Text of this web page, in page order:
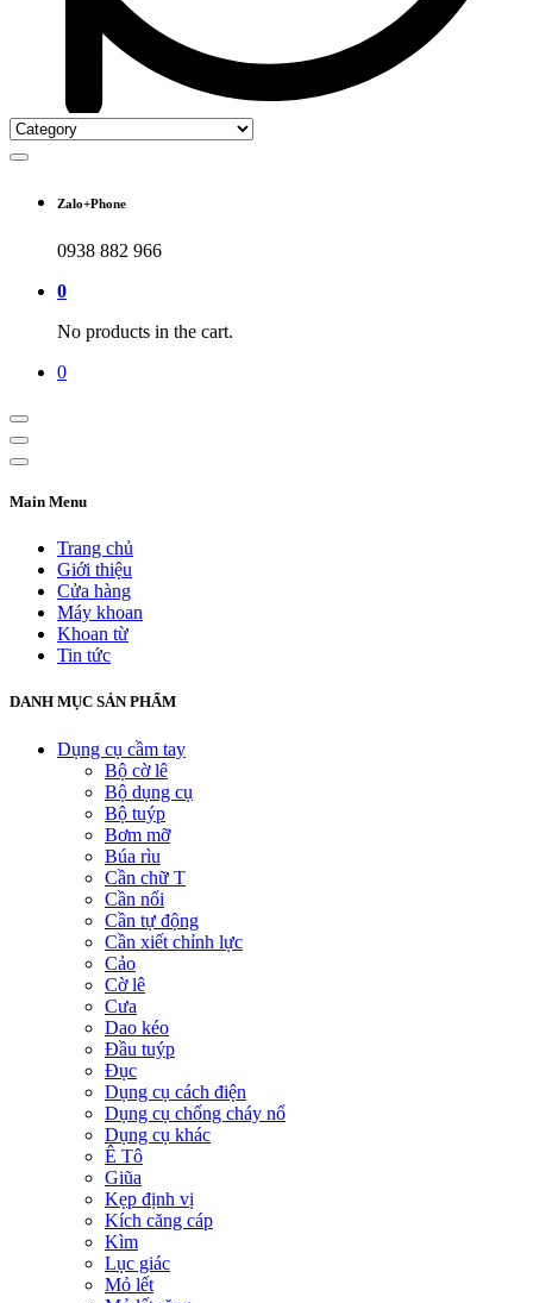
Zalo+Phone
0938 882 966
0
No products in the cart.
0
Main Menu
Trang chủ
Giới thiệu
Cửa hàng
Máy khoan
Khoan từ
Tin tức
DANH MỤC SẢN PHẨM
Dụng cụ cầm tay
Bộ cờ lê
Bộ dụng cụ
Bộ tuýp
Bơm mỡ
Búa rìu
Cần chữ T
Cần nối
Cần tự động
Cần xiết chỉnh lực
Cảo
Cờ lê
Cưa
Dao kéo
Đầu tuýp
Đục
Dụng cụ cách điện
Dụng cụ chống cháy nổ
Dụng cụ khác
Ê Tô
Giũa
Kẹp định vị
Kích căng cáp
Kìm
Lục giác
Mỏ lết